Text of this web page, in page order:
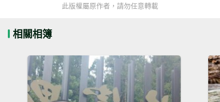
此版權屬原作者，請勿任意轉載
相關相簿